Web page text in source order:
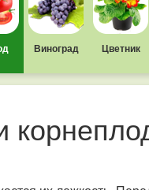
Виноград Цветник